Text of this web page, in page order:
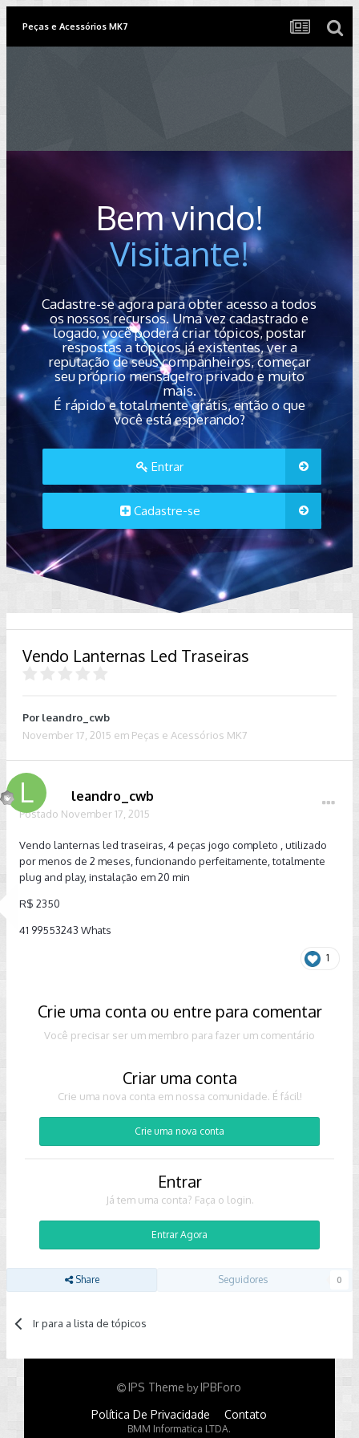
Peças e Acessórios MK7
Bem vindo!
Visitante!
Cadastre-se agora para obter acesso a todos
os nossos recursos. Uma vez cadastrado e
logado, você poderá criar tópicos, postar
respostas a tópicos já existentes, ver a
reputação de seus companheiros, começar
seu próprio mensageiro privado e muito
mais.
É rápido e totalmente grátis, então o que
você está esperando?
Entrar
Cadastre-se
Vendo Lanternas Led Traseiras
Por leandro_cwb
November 17, 2015 em Peças e Acessórios MK7
leandro_cwb
Postado November 17, 2015
Vendo lanternas led traseiras, 4 peças jogo completo , utilizado
por menos de 2 meses, funcionando perfeitamente, totalmente
plug and play, instalação em 20 min
R$ 2350
41 99553243 Whats
1
Crie uma conta ou entre para comentar
Você precisar ser um membro para fazer um comentário
Criar uma conta
Crie uma nova conta em nossa comunidade. É fácil!
Crie uma nova conta
Entrar
Já tem uma conta? Faça o login.
Entrar Agora
Share Seguidores 0
Ir para a lista de tópicos
IPS Theme byIPBForo
Política De Privacidade Contato
BMM Informatica LTDA.